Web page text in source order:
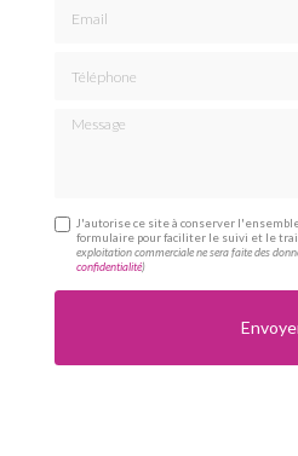
Message
J'autorise ce site à conserver
formulaire pour faciliter le suivi et le
exploitation commerciale ne sera faite des
confidentialité)